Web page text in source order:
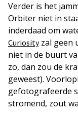
Verder is het
Orbiter niet in
inderdaad om
Curiosityzal geen
niet in de buurt
zo, dan zou de
geweest).
gefotografeerde
stromend, zout